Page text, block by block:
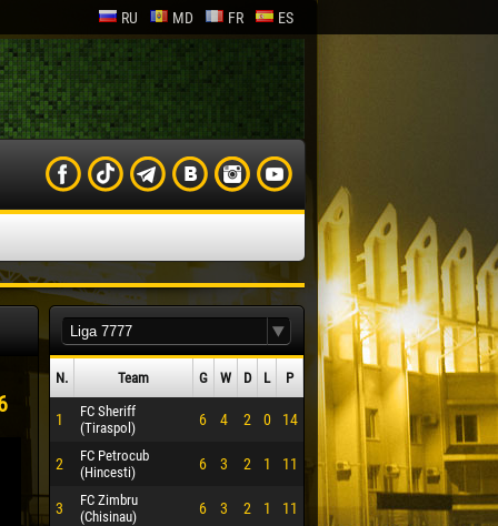
RU MD FR ES
N. Team G W D L P
1
FC Sheriff
(Tiraspol)
6 4 2 0 14
2
FC Petrocub
(Hincesti)
6 3 2 1 11
3
FC Zimbru
(Chisinau)
6 3 2 1 11